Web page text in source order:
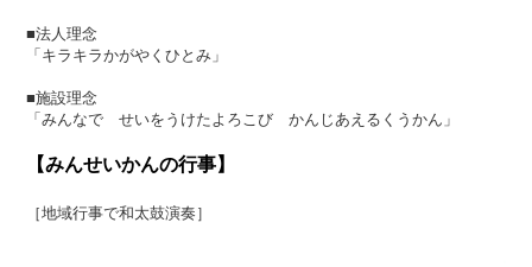
■法人理念
「キラキラかがやくひとみ」
■施設理念
「みんなで せいをうけたよろこび かんじあえるくうかん」
【みんせいかんの行事】
［地域行事で和太鼓演奏］